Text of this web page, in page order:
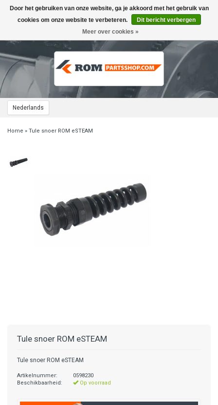
Nederlands
Toggle
navigation
Home » Tule snoer ROM eSTEAM
Tule snoer ROM eSTEAM
Tule snoer ROM eSTEAM
Artikelnummer:
0598230
Beschikbaarheid:
Op voorraad
Door het gebruiken van onze website, ga je akkoord met het gebruik van
cookies om onze website te verbeteren.
Dit bericht verbergen
Meer over cookies »